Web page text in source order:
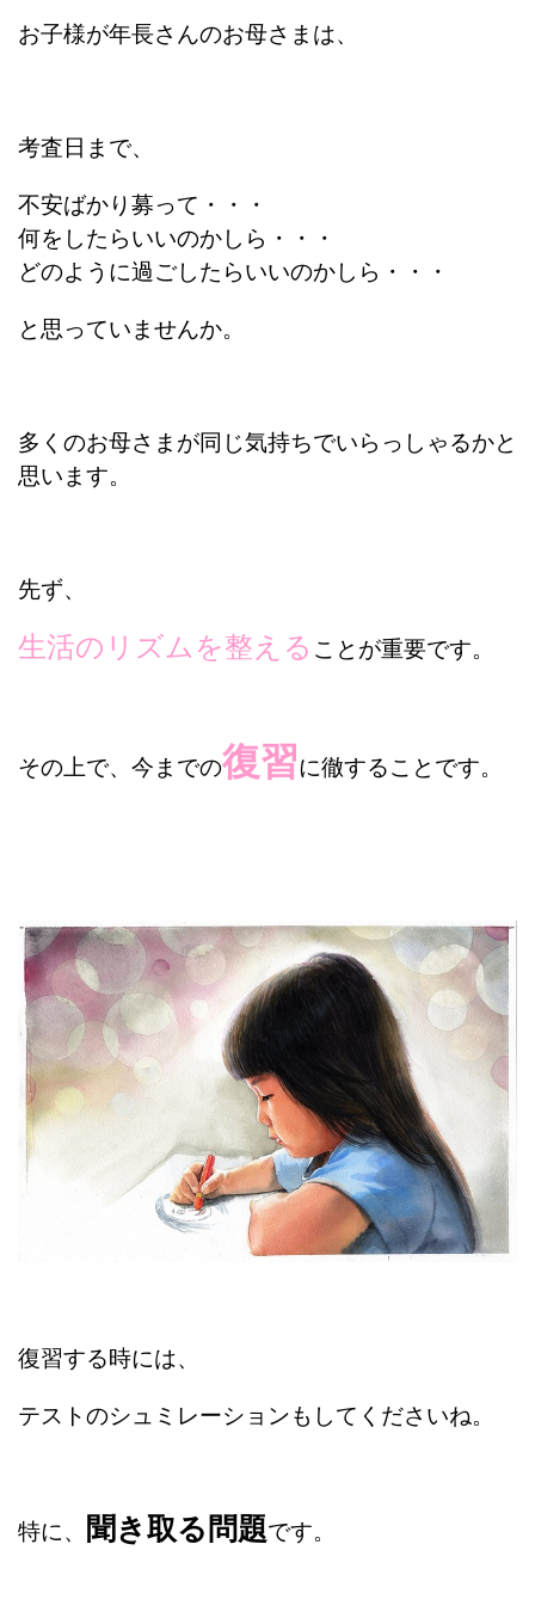
お子様が年長さんのお母さまは、
考査日まで、
不安ばかり募って・・・
何をしたらいいのかしら・・・
どのように過ごしたらいいのかしら・・・
と思っていませんか。
多くのお母さまが同じ気持ちでいらっしゃるかと
思います。
先ず、
生活のリズムを整える ことが重要です。
その上で、今までの復習に徹することです。
復習する時には、
テストのシュミレーションもしてくださいね。
特に、 聞き取る問題です。